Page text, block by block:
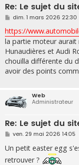
Re: Le sujet du
M
s
s
a
g
e
dim. 1 mars 2026 22:30
https://
la partie moteur
Hunaudières et Audi
chouïlla différente du
avoir des points
Web
Administrateur
Re: Le sujet du
M
s
s
a
ven. 29 mai 2026 14:05
Un petit easter egg
retrouver ?